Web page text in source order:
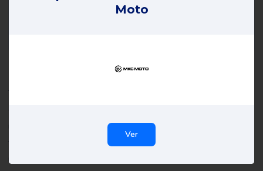
MKC Moto opiniões
Todas as críticas de MKC Moto on Review Gorilla são escritas por
nós nem por ninguém e reflectem as experiências do revisor. Leia
todas as resenhas de MKC Moto e talvez até escreva você
Moto
Ver